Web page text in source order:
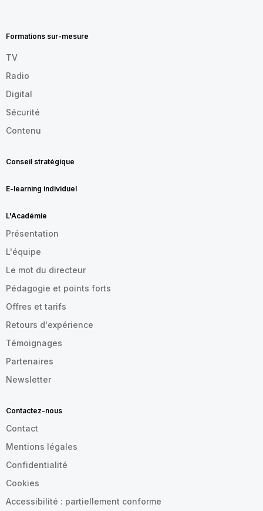
FR
Formations sur-mesure
TV
Radio
Digital
Sécurité
Contenu
Conseil stratégique
E-learning individuel
L'Académie
Présentation
L'équipe
Le mot du directeur
Pédagogie et points forts
Offres et tarifs
Retours d'expérience
Témoignages
Partenaires
Newsletter
Contactez-nous
Contact
Mentions légales
Confidentialité
Cookies
Accessibilité : partiellement conforme